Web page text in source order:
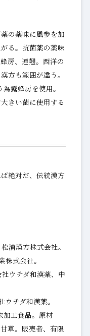
の薬味に風参を加
る。抗菌薬の薬味
房、連翹。西洋の
方も範囲が違う。
露蜂房を使用。
きい菌に使用する
絶対だ、伝統漢方
浦漢方株式会社。
株式会社。
ウチダ和漢薬、中
チダ和漢薬。
加工食品。原材
草。販売者、有限